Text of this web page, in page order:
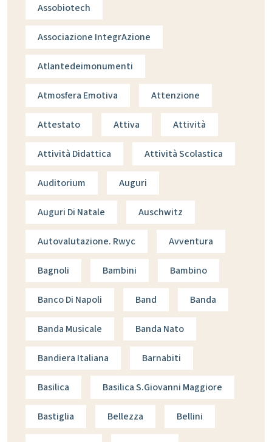
Assobiotech
Associazione IntegrAzione
Atlantedeimonumenti
Atmosfera Emotiva Attenzione
Attestato Attiva Attività
Attività Didattica Attività Scolastica
Auditorium Auguri
Auguri Di Natale Auschwitz
Autovalutazione. Rwyc Avventura
Bagnoli Bambini Bambino
Banco Di Napoli Band Banda
Banda Musicale Banda Nato
Bandiera Italiana Barnabiti
Basilica Basilica S.giovanni Maggiore
Bastiglia Bellezza Bellini